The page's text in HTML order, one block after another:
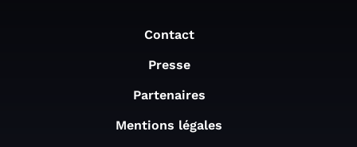
Contact
Presse
Partenaires
Mentions légales